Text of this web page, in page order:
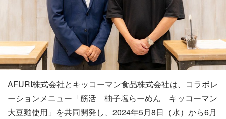
AFURI株式会社とキッコーマン食品株式会社は、コラボレ
ーションメニュー「筋活 柚子塩らーめん キッコーマン
大豆麺使用」を共同開発し、2024年5月8日（水）から6月